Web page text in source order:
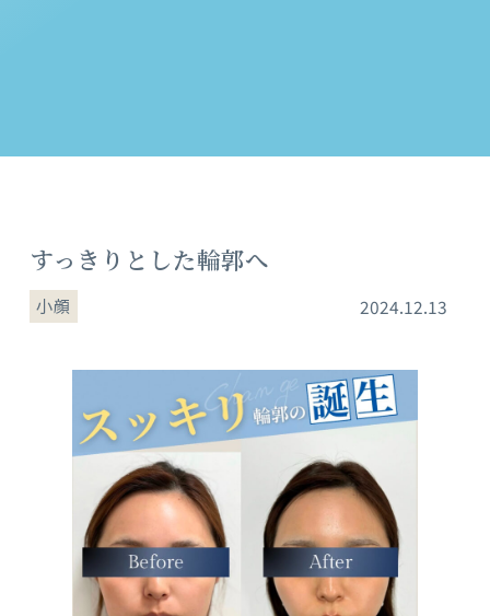
すっきりとした輪郭へ
小顔 2024.12.13